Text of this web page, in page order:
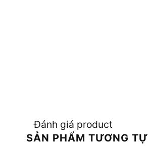
Đánh giá product
SẢN PHẨM TƯƠNG TỰ